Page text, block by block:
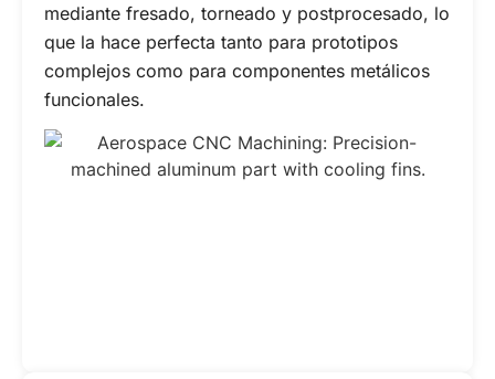
mediante fresado, torneado y postprocesado, lo
que la hace perfecta tanto para prototipos
complejos como para componentes metálicos
funcionales.